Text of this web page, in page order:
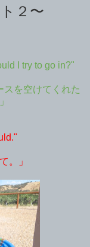
２〜
I try to go in?"
スを空けてくれた
。」